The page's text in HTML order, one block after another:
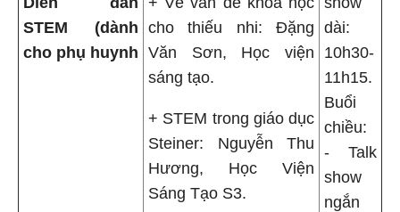
STEM (dành
cho phụ huynh
cho thiếu nhi: Đặng
Văn Sơn, Học viện
sáng tạo.
+ STEM trong giáo dục
Steiner: Nguyễn Thu
Hương, Học Viện
Sáng Tạo S3.
dài:
10h30-
11h15.
Buổi
chiều:
- Talk
show
ngắn